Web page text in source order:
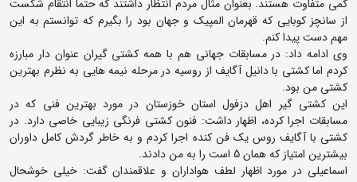
کمی متفاوت هستند. بعنوان مثال مردم انتظار داشتند که حتما انتقام شکست
از سانچز کوبایی که قهرمان المپیک و جهان بود را بگیرم که توانستم به این
مهم دست پیدا کنم.
وی ادامه داد: در مسابقات جهانی هم با همه کشتی گیران عنوان دار مبارزه
کردم اما کشتی با دانیل آگایف از روسیه در مرحله نیمه هایی به نظرم بهترین
کشتی من بود.
این کشتی گیر اهل دزفول استان خوزستان در مورد بهترین فنی که در
مسابقات اجرا کرده، اظهار داشت: فنون کشتی فرنگی زیبایی خاصی دارد. در
کشتی با آگایف روس یک فن کنده اجرا کردم و به خاطر گردش کامل داوران
بیشترین امتیاز که همان 5 است را به من دادند.
اسماعیلی در مورد اظهار لطف هواداران و علاقمندان گفت: خیلی خوشحال